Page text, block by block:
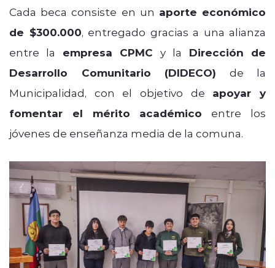
Cada beca consiste en un aporte económico
de $300.000, entregado gracias a una alianza
entre la empresa CPMC y la Dirección de
Desarrollo Comunitario (DIDECO) de la
Municipalidad, con el objetivo de apoyar y
fomentar el mérito académico entre los
jóvenes de enseñanza media de la comuna.